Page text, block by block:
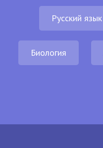
Русский язык
Биология